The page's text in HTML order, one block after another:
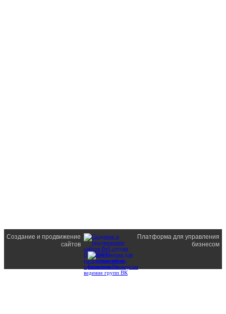
Создание и продвижение
сайтов
Платформа для управления
бизнесом